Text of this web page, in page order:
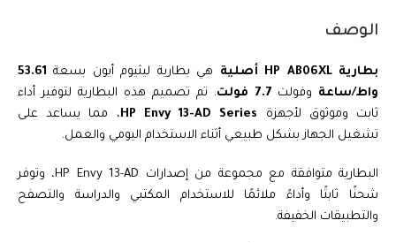
الوصف
بطارية HP AB06XL أصلية هي بطارية ليثيوم أيون بسعة 53.61
واط/ساعة وفولت 7.7 فولت
. تم تصميم هذه البطارية لتوفير أداء
ثابت وموثوق لأجهزة HP Envy 13-AD Series، مما يساعد على
تشغيل الجهاز بشكل طبيعي أثناء الاستخدام اليومي والعمل.
البطارية متوافقة مع مجموعة من إصدارات HP Envy 13-AD، وتوفر
شحنًا ثابتًا وأداءً ملائمًا للاستخدام المكتبي والدراسة والتصفح
والتطبيقات الخفيفة.